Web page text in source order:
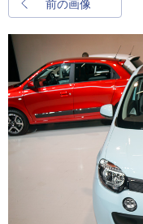
前の画像